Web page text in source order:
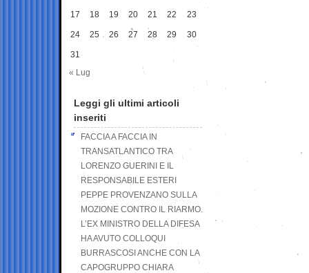
17 18 19 20 21 22 23
24 25 26 27 28 29 30
31
« Lug
Leggi gli ultimi articoli
inseriti
FACCIA A FACCIA IN
TRANSATLANTICO TRA
LORENZO GUERINI E IL
RESPONSABILE ESTERI
PEPPE PROVENZANO SULLA
MOZIONE CONTRO IL RIARMO.
L’EX MINISTRO DELLA DIFESA
HA AVUTO COLLOQUI
BURRASCOSI ANCHE CON LA
CAPOGRUPPO CHIARA